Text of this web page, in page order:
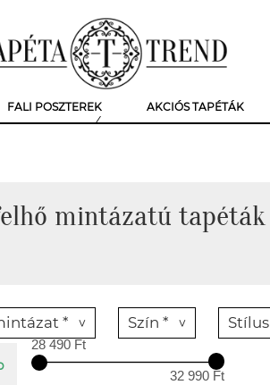
FALI POSZTEREK AKCIÓS TAPÉTÁK
mintázatú tapéták
* Szín * Stílus
28 490 Ft
32 990 Ft